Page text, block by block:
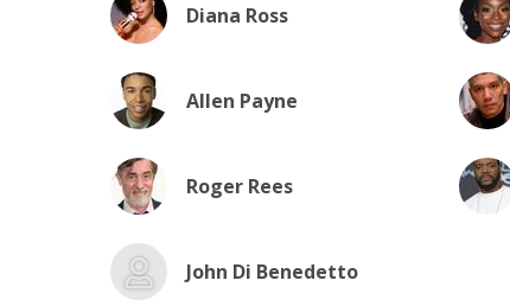
Diana Ross
Allen Payne
Roger Rees
John Di Benedetto